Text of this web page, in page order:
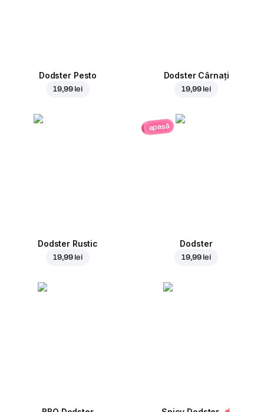
Dodster Pesto
19,99 lei
Dodster Cârnați
19,99 lei
Dodster Rustic
19,99 lei
apasă
Dodster
19,99 lei